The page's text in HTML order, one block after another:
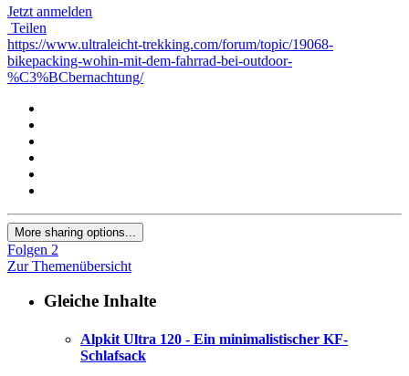
Jetzt anmelden
Teilen
https://www.ultraleicht-trekking.com/forum/topic/19068-
bikepacking-wohin-mit-dem-fahrrad-bei-outdoor-
%C3%BCbernachtung/
More sharing options...
Folgen 2
Zur Themenübersicht
Gleiche Inhalte
Alpkit Ultra 120 - Ein minimalistischer KF-
Schlafsack